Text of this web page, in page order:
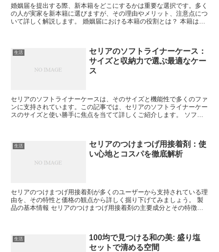
婚姻届を提出する際、新本籍をどこにするかは重要な選択です。多く
の人が実家を新本籍に選びますが、その理由やメリット、注意点につ
いて詳しく解説します。 婚姻届における本籍の役割とは？ 本籍は、
生活
セリアのソフトライナーケース：
サイズと収納力で選ぶ最適なケー
ス
セリアのソフトライナーケースは、そのサイズと機能性で多くのファ
ンに支持されています。この記事では、セリアのソフトライナーケー
スのサイズと使い勝手に焦点を当てて詳しくご紹介します。 ソフト
生活
セリアのつけまつげ用接着剤：使
い心地とコスパを徹底解析
セリアのつけまつげ用接着剤が多くのユーザーから支持されている理
由を、その特性と価格の観点から詳しく掘り下げてみましょう。 製
品の基本情報 セリアのつけまつげ用接着剤の主要成分とその特徴に
生活
100均で見つける和の美: 盛り塩
セットで清める空間